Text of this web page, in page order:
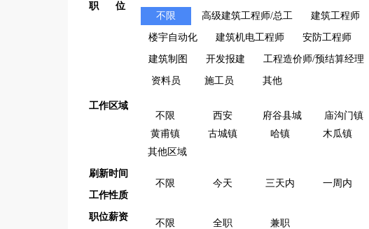
职 位
不限
高级建筑工程师/总工 建筑工程师
楼宇自动化 建筑机电工程师 安防工程师
建筑制图 开发报建 工程造价师/预结算经理
资料员 施工员 其他
工作区域
不限
西安 府谷县城 庙沟门镇
黄甫镇
古城镇 哈镇 木瓜镇
其他区域
刷新时间
不限
今天 三天内 一周内
工作性质
不限 全职 兼职
职位薪资